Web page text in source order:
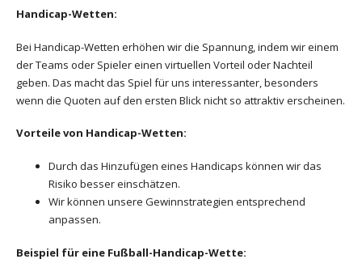
Handicap-Wetten:
Bei Handicap-Wetten erhöhen wir die Spannung, indem wir einem
der Teams oder Spieler einen virtuellen Vorteil oder Nachteil
geben. Das macht das Spiel für uns interessanter, besonders
wenn die Quoten auf den ersten Blick nicht so attraktiv erscheinen.
Vorteile von Handicap-Wetten:
Durch das Hinzufügen eines Handicaps können wir das
Risiko besser einschätzen.
Wir können unsere Gewinnstrategien entsprechend
anpassen.
Beispiel für eine Fußball-Handicap-Wette: